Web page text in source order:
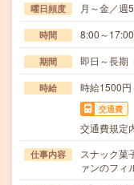
曜日頻度 月～金／週
時間 8:00～
期間 即日～長期
時給 時給1500円
交通費
交通費規定
仕事内容
スナック菓
ァンのフィ